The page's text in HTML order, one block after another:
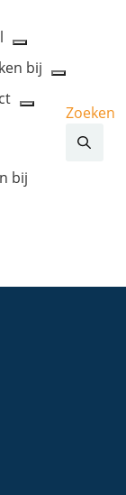
dropdown
bij
dropdown
bij
Zoeken